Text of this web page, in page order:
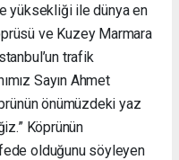
yüksekliği ile dünya en
ve Kuzey Marmara
trafik
Sayın Ahmet
önümüzdeki yaz
Köprünün
olduğunu söyleyen